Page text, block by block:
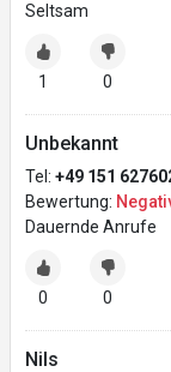
Seltsam
1 0
Unbekannt
Tel: +49 151
Bewertung:
Dauernde Anrufe
0 0
Nils